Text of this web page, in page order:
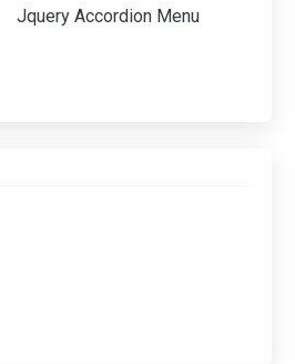
Jquery Accordion Menu